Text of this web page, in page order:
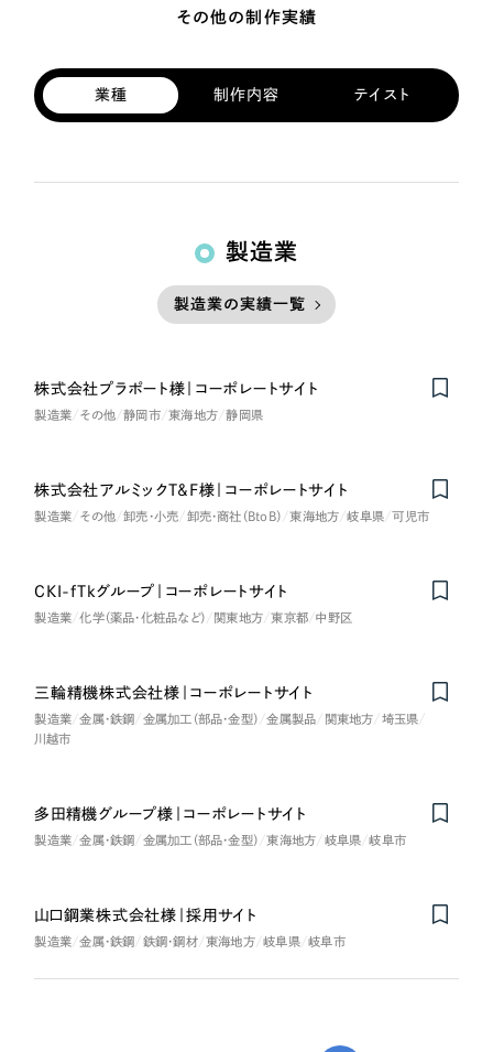
その他の制作実績
業種 制作内容 テイスト
製造業
製造業の実績一覧
株式会社プラポート様｜コーポレートサイト
製造業 その他 静岡市 東海地方 静岡県
株式会社アルミックT&F様｜コーポレートサイト
製造業 その他 卸売・小売 卸売・商社（BtoB） 東海地方 岐阜県 可児市
CKI-fTkグループ｜コーポレートサイト
製造業 化学（薬品・化粧品など） 関東地方 東京都 中野区
三輪精機株式会社様｜コーポレートサイト
製造業 金属・鉄鋼 金属加工（部品・金型） 金属製品 関東地方
埼玉県
川越市
多田精機グループ様｜コーポレートサイト
製造業 金属・鉄鋼 金属加工（部品・金型） 東海地方 岐阜県 岐阜市
山口鋼業株式会社様｜採用サイト
製造業 金属・鉄鋼 鉄鋼・鋼材 東海地方 岐阜県 岐阜市